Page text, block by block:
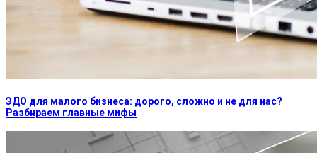
ЭДО для малого бизнеса: дорого, сложно и не для нас?
Разбираем главные мифы